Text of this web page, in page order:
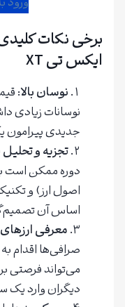
برخی نکات
ایکس تی XT
نوسان بالا:
نوسانات زیادی
جدیدی
تجزیه و
دوره ممکن است
اصول ارز) و
اساس آن
معرفی
صرافی‌ها اقدام
می‌تواند فرصتی
دیگران وارد یک